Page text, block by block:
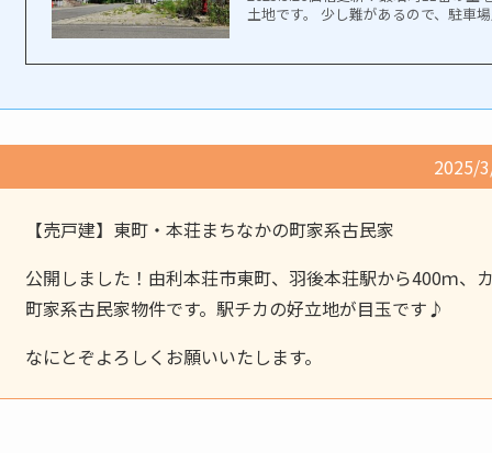
土地です。 少し難があるので、駐車
2025/
【売戸建】東町・本荘まちなかの町家系古民家
公開しました！由利本荘市東町、羽後本荘駅から400ｍ
町家系古民家物件です。駅チカの好立地が目玉です♪
なにとぞよろしくお願いいたします。